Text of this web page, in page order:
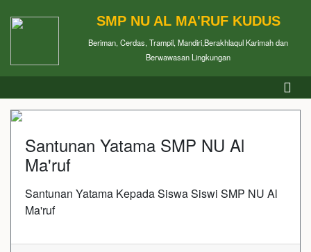
SMP NU AL MA'RUF KUDUS
Beriman, Cerdas, Trampil, Mandiri,Berakhlaqul Karimah dan
Berwawasan Lingkungan
Santunan Yatama SMP NU Al
Ma'ruf
Santunan Yatama Kepada Siswa Siswi SMP NU Al
Ma'ruf